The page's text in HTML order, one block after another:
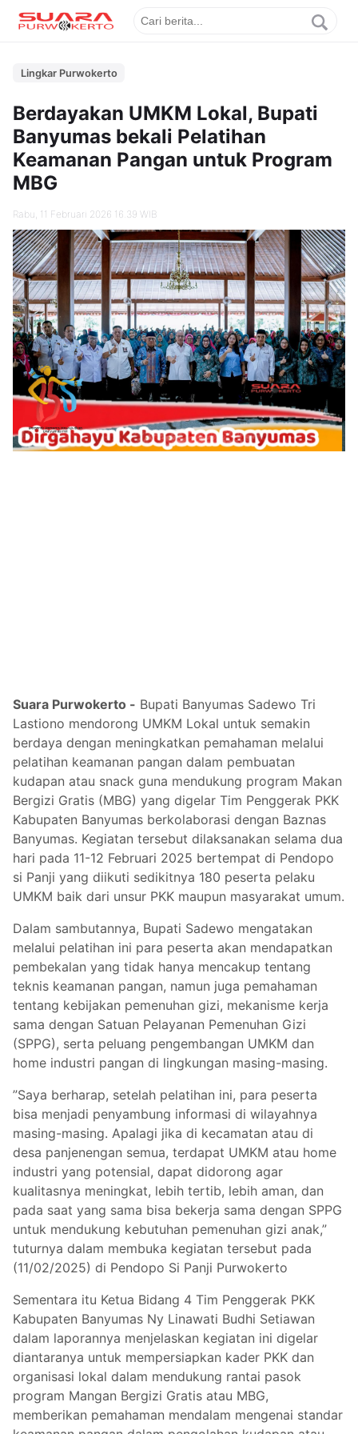
Lingkar Purwokerto
Berdayakan UMKM Lokal, Bupati
Banyumas bekali Pelatihan
Keamanan Pangan untuk Program
MBG
Rabu, 11 Februari 2026 16.39 WIB
Suara Purwokerto - Bupati Banyumas Sadewo Tri
Lastiono mendorong UMKM Lokal untuk semakin
berdaya dengan meningkatkan pemahaman melalui
pelatihan keamanan pangan dalam pembuatan
kudapan atau snack guna mendukung program Makan
Bergizi Gratis (MBG) yang digelar Tim Penggerak PKK
Kabupaten Banyumas berkolaborasi dengan Baznas
Banyumas. Kegiatan tersebut dilaksanakan selama dua
hari pada 11-12 Februari 2025 bertempat di Pendopo
si Panji yang diikuti sedikitnya 180 peserta pelaku
UMKM baik dari unsur PKK maupun masyarakat umum.
Dalam sambutannya, Bupati Sadewo mengatakan
melalui pelatihan ini para peserta akan mendapatkan
pembekalan yang tidak hanya mencakup tentang
teknis keamanan pangan, namun juga pemahaman
tentang kebijakan pemenuhan gizi, mekanisme kerja
sama dengan Satuan Pelayanan Pemenuhan Gizi
(SPPG), serta peluang pengembangan UMKM dan
home industri pangan di lingkungan masing-masing.
”Saya berharap, setelah pelatihan ini, para peserta
bisa menjadi penyambung informasi di wilayahnya
masing-masing. Apalagi jika di kecamatan atau di
desa panjenengan semua, terdapat UMKM atau home
industri yang potensial, dapat didorong agar
kualitasnya meningkat, lebih tertib, lebih aman, dan
pada saat yang sama bisa bekerja sama dengan SPPG
untuk mendukung kebutuhan pemenuhan gizi anak,”
tuturnya dalam membuka kegiatan tersebut pada
(11/02/2025) di Pendopo Si Panji Purwokerto
Sementara itu Ketua Bidang 4 Tim Penggerak PKK
Kabupaten Banyumas Ny Linawati Budhi Setiawan
dalam laporannya menjelaskan kegiatan ini digelar
diantaranya untuk mempersiapkan kader PKK dan
organisasi lokal dalam mendukung rantai pasok
program Mangan Bergizi Gratis atau MBG,
memberikan pemahaman mendalam mengenai standar